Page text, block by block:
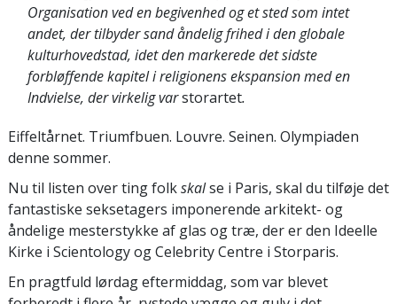
Organisation ved en begivenhed og et sted som intet
andet, der tilbyder sand åndelig frihed i den globale
kulturhovedstad, idet den markerede det sidste
forbløffende kapitel i religionens ekspansion med en
Indvielse, der virkelig varstorartet.
Eiffeltårnet. Triumfbuen. Louvre. Seinen. Olympiaden
denne sommer.
Nu til listen over ting folkskalse i Paris, skal du tilføje det
fantastiske seksetagers imponerende arkitekt- og
åndelige mesterstykke af glas og træ, der er den Ideelle
Kirke i Scientology og Celebrity Centre i Storparis.
En pragtfuld lørdag eftermiddag, som var blevet